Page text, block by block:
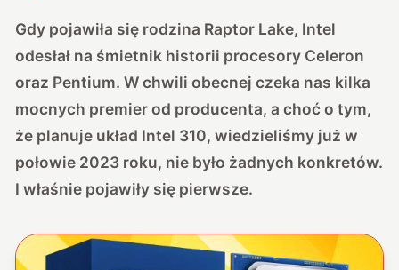
Gdy pojawiła się rodzina Raptor Lake, Intel
odesłał na śmietnik historii procesory Celeron
oraz Pentium. W chwili obecnej czeka nas kilka
mocnych premier od producenta, a choć o tym,
że planuje układ Intel 310, wiedzieliśmy już w
połowie 2023 roku, nie było żadnych konkretów.
I właśnie pojawiły się pierwsze.